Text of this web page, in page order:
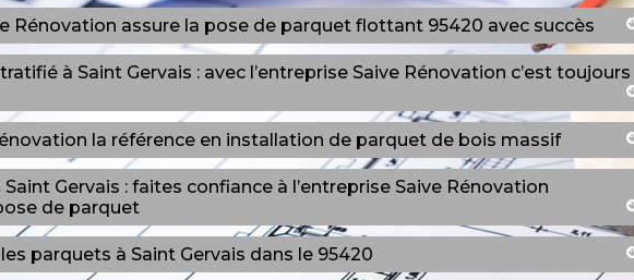
Rénovation assure la pose de parquet flottant 95420 avec succès
à Saint Gervais : avec l’entreprise Saive Rénovation c’est toujours
la référence en installation de parquet de bois massif
Gervais : faites confiance à l’entreprise Saive Rénovation
de parquet
parquets à Saint Gervais dans le 95420